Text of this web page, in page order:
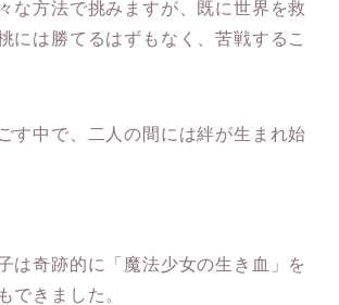
な方法で挑みますが、既に世界を救
には勝てるはずもなく、苦戦するこ
す中で、二人の間には絆が生まれ始
は奇跡的に「魔法少女の生き血」を
できました。